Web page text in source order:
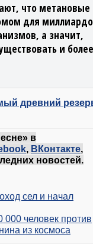
что метановые
для
а значит,
и более
древний
в
, ВКонтакте,
новостей.
сел и начал
000 человек против
из космоса